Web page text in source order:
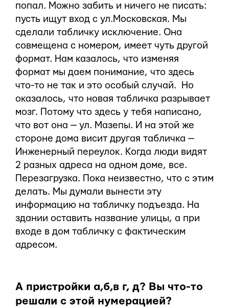
попал. Можно забить и ничего не писать:
пусть ищут вход с ул.Московская. Мы
сделали табличку исключение. Она
совмещена с номером, имеет чуть другой
формат. Нам казалось, что изменяя
формат мы даем понимание, что здесь
что-то не так и это особый случай. Но
оказалось, что новая табличка разрывает
мозг. Потому что здесь у тебя написано,
что вот она — ул. Мазепы. И на этой же
стороне дома висит другая табличка —
Инженерный переулок. Когда люди видят
2 разных адреса на одном доме, все.
Перезагрузка. Пока неизвестно, что с этим
делать. Мы думали вынести эту
информацию на табличку подъезда. На
здании оставить название улицы, а при
входе в дом табличку с фактическим
адресом.
А пристройки а,б,в г, д? Вы что-то
решали с этой нумерацией?